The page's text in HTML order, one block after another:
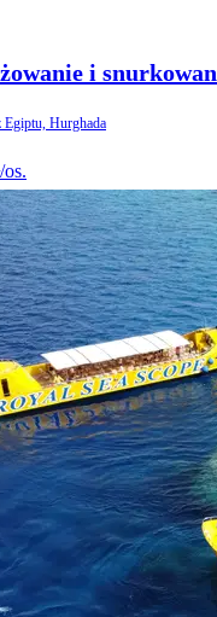
i
Egiptu, Hurghada
os.